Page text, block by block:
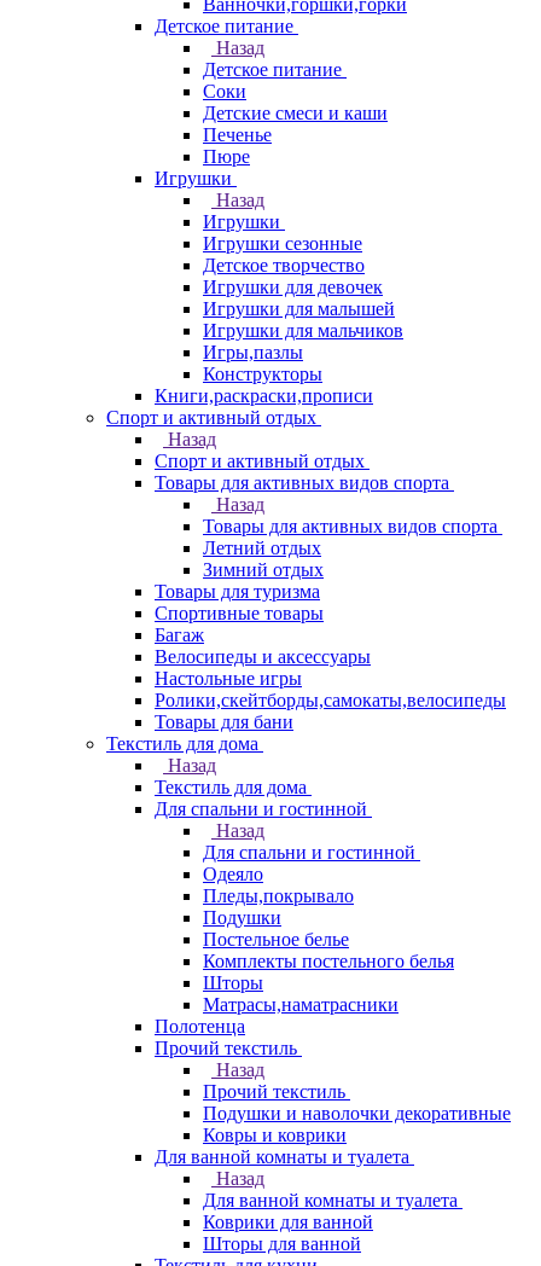
Ванночки,горшки,горки
Детское питание
Назад
Детское питание
Соки
Детские смеси и каши
Печенье
Пюре
Игрушки
Назад
Игрушки
Игрушки сезонные
Детское творчество
Игрушки для девочек
Игрушки для малышей
Игрушки для мальчиков
Игры,пазлы
Конструкторы
Книги,раскраски,прописи
Спорт и активный отдых
Назад
Спорт и активный отдых
Товары для активных видов спорта
Назад
Товары для активных видов спорта
Летний отдых
Зимний отдых
Товары для туризма
Спортивные товары
Багаж
Велосипеды и аксессуары
Настольные игры
Ролики,скейтборды,самокаты,велосипеды
Товары для бани
Текстиль для дома
Назад
Текстиль для дома
Для спальни и гостинной
Назад
Для спальни и гостинной
Одеяло
Пледы,покрывало
Подушки
Постельное белье
Комплекты постельного белья
Шторы
Матрасы,наматрасники
Полотенца
Прочий текстиль
Назад
Прочий текстиль
Подушки и наволочки декоративные
Ковры и коврики
Для ванной комнаты и туалета
Назад
Для ванной комнаты и туалета
Коврики для ванной
Шторы для ванной